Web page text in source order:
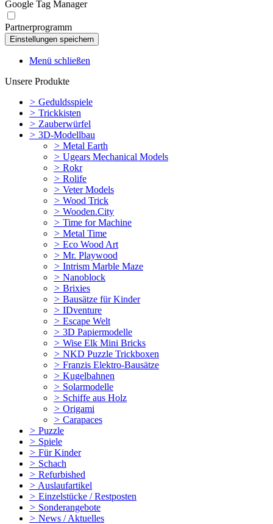
Google Tag Manager
Partnerprogramm
Menü schließen
Unsere Produkte
> Geduldsspiele
> Trickkisten
> Zauberwürfel
> 3D-Modellbau
> Metal Earth
> Ugears Mechanical Models
> Rokr
> Rolife
> Veter Models
> Wood Trick
> Wooden.City
> Time for Machine
> Metal Time
> Eco Wood Art
> Mr. Playwood
> Intrism Marble Maze
> Nanoblock
> Brixies
> Bausätze für Kinder
> IDventure
> Escape Welt
> 3D Papiermodelle
> Wise Elk Mini Bricks
> NKD Puzzle Trickboxen
> Franzis Elektro-Bausätze
> Kugelbahnen
> Solarmodelle
> Schiffe aus Holz
> Origami
> Carapaces
> Puzzle
> Spiele
> Für Kinder
> Schach
> Refurbished
> Auslaufartikel
> Einzelstücke / Restposten
> Sonderangebote
> News / Aktuelles